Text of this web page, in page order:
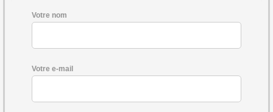
Votre nom
Votre e-mail